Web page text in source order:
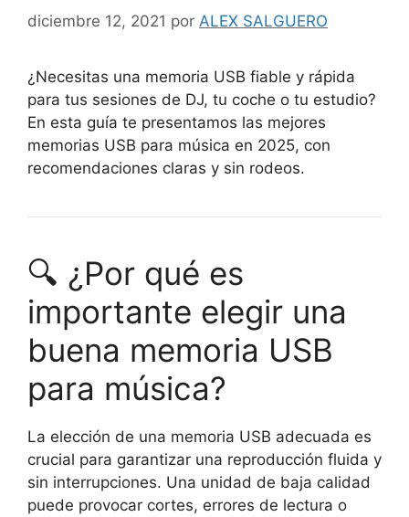
diciembre 12, 2021 por ALEX SALGUERO
¿Necesitas una memoria USB fiable y rápida
para tus sesiones de DJ, tu coche o tu estudio?
En esta guía te presentamos las mejores
memorias USB para música en 2025, con
recomendaciones claras y sin rodeos.
🔍 ¿Por qué es
importante elegir una
buena memoria USB
para música?
La elección de una memoria USB adecuada es
crucial para garantizar una reproducción fluida y
sin interrupciones. Una unidad de baja calidad
puede provocar cortes, errores de lectura o